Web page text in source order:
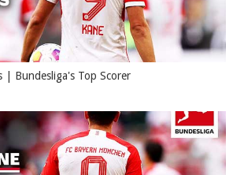
| Bundesliga's Top Scorer